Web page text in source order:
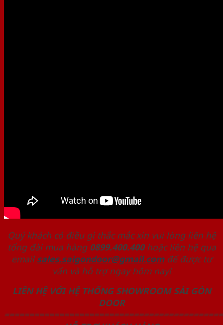
Quý khách có điều gì thắc mắc xin vui lòng liên hệ
tổng đài mua hàng 0899.400.400hoặc liên hệ qua
email sales.saigondoor@gmail.com để được tư
vấn và hỗ trợ ngay hôm nay!
LIÊN HỆ VỚI HỆ THỐNG SHOWROOM SÀI GÒN
DOOR